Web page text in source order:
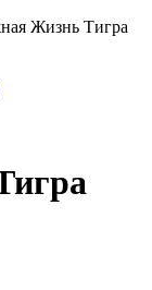
Жизнь Тигра